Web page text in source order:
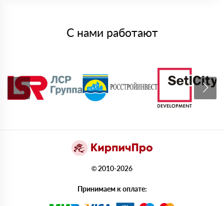
С нами работают
© 2010-2026
Принимаем к оплате: